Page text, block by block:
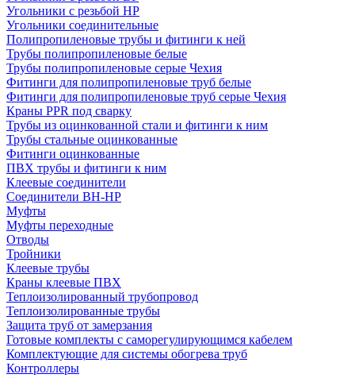
Угольники с резьбой НР
Угольники соединительные
Полипропиленовые трубы и фитинги к ней
Трубы полипропиленовые белые
Трубы полипропиленовые серые Чехия
Фитинги для полипропиленовые труб белые
Фитинги для полипропиленовые труб серые Чехия
Краны PPR под сварку
Трубы из оцинкованной стали и фитинги к ним
Трубы стальные оцинкованные
Фитинги оцинкованные
ПВХ трубы и фитинги к ним
Клеевые соединители
Соединители ВН-НР
Муфты
Муфты переходные
Отводы
Тройники
Клеевые трубы
Краны клеевые ПВХ
Теплоизолированный трубопровод
Теплоизолированные трубы
Защита труб от замерзания
Готовые комплекты с саморегулирующимся кабелем
Комплектующие для системы обогрева труб
Контроллеры